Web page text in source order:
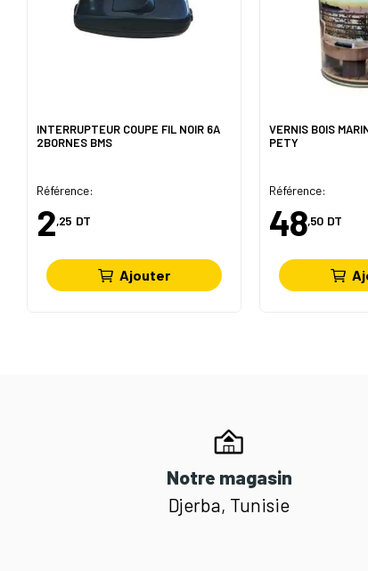
INTERRUPTEUR COUPE FIL NOIR 6A
2BORNES BMS
Référence:
2,25 DT
Ajouter
VERNIS BOIS
PETY
Référence:
48,50 DT
Notre magasin
Djerba, Tunisie